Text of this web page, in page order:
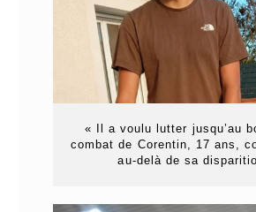
« Il a voulu lutter jusqu’au
combat de Corentin, 17 ans,
au-delà de sa